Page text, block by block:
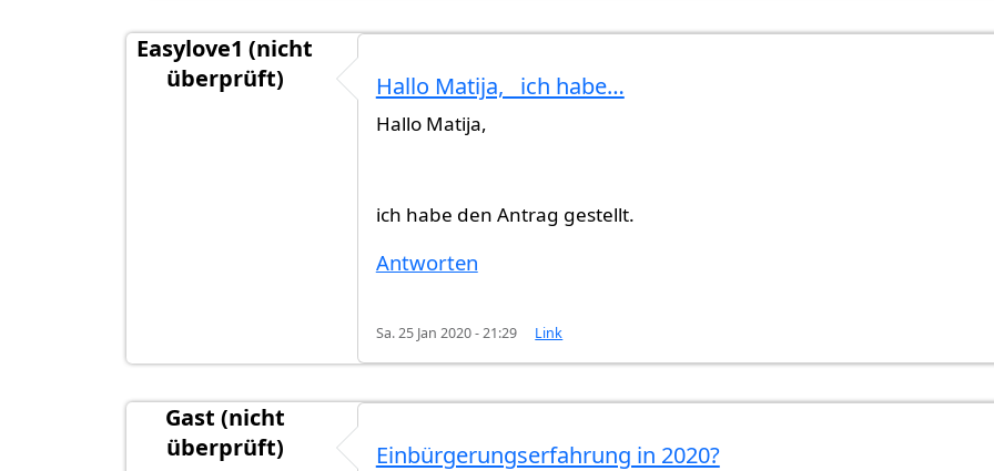
Easylove1 (nicht
überprüft)
Hallo Matija, ich habe…
Hallo Matija,
ich habe den Antrag gestellt.
Antworten
Sa. 25 Jan 2020 - 21:29 Link
Gast (nicht
überprüft)
Einbürgerungserfahrung in 2020?